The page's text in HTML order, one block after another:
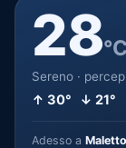
28°C
Sereno ·
↑ 30° ↓ 21°
Adesso a Maletto